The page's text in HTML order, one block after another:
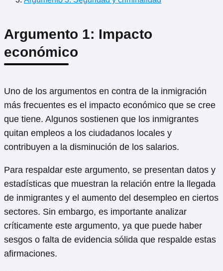
Argumento 1: Impacto
económico
Uno de los argumentos en contra de la inmigración
más frecuentes es el impacto económico que se cree
que tiene. Algunos sostienen que los inmigrantes
quitan empleos a los ciudadanos locales y
contribuyen a la disminución de los salarios.
Para respaldar este argumento, se presentan datos y
estadísticas que muestran la relación entre la llegada
de inmigrantes y el aumento del desempleo en ciertos
sectores. Sin embargo, es importante analizar
críticamente este argumento, ya que puede haber
sesgos o falta de evidencia sólida que respalde estas
afirmaciones.